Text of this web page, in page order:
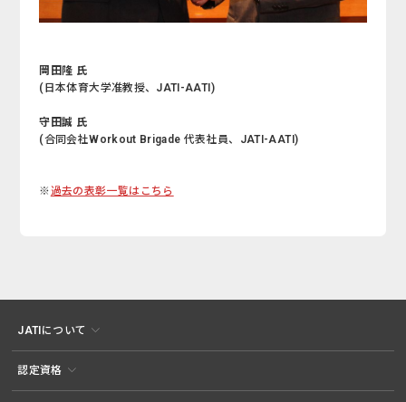
岡田隆 氏
(日本体育大学准教授、JATI-AATI)
守田誠 氏
(合同会社Workout Brigade 代表社員、JATI-AATI)
※過去の表彰一覧はこちら
JATIについて
認定資格